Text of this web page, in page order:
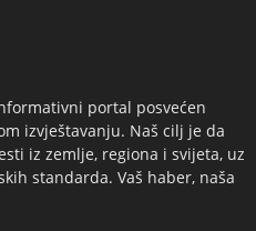
portal posvećen
izvještavanju. Naš cilj je da
iz zemlje, regiona i svijeta, uz
standarda. Vaš haber, naša